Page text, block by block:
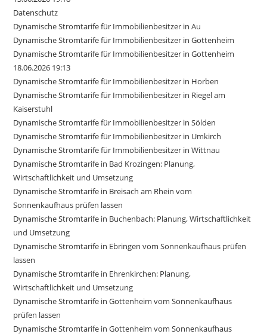
Datenschutz
Dynamische Stromtarife für Immobilienbesitzer in Au
Dynamische Stromtarife für Immobilienbesitzer in Gottenheim
Dynamische Stromtarife für Immobilienbesitzer in Gottenheim
18.06.2026 19:13
Dynamische Stromtarife für Immobilienbesitzer in Horben
Dynamische Stromtarife für Immobilienbesitzer in Riegel am
Kaiserstuhl
Dynamische Stromtarife für Immobilienbesitzer in Sölden
Dynamische Stromtarife für Immobilienbesitzer in Umkirch
Dynamische Stromtarife für Immobilienbesitzer in Wittnau
Dynamische Stromtarife in Bad Krozingen: Planung,
Wirtschaftlichkeit und Umsetzung
Dynamische Stromtarife in Breisach am Rhein vom
Sonnenkaufhaus prüfen lassen
Dynamische Stromtarife in Buchenbach: Planung, Wirtschaftlichkeit
und Umsetzung
Dynamische Stromtarife in Ebringen vom Sonnenkaufhaus prüfen
lassen
Dynamische Stromtarife in Ehrenkirchen: Planung,
Wirtschaftlichkeit und Umsetzung
Dynamische Stromtarife in Gottenheim vom Sonnenkaufhaus
prüfen lassen
Dynamische Stromtarife in Gottenheim vom Sonnenkaufhaus